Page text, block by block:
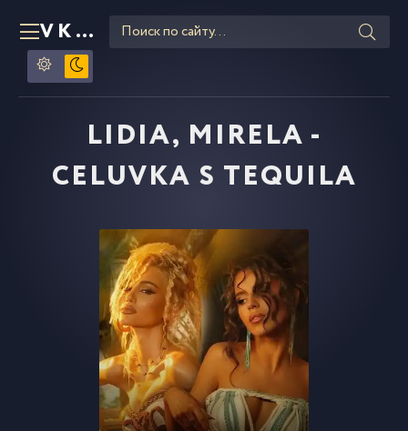
VKLIPE RU
LIDIA, MIRELA -
CELUVKA S TEQUILA